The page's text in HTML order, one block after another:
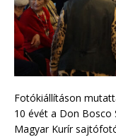
Fotókiállításon
10 évét a Don Bosco
Magyar Kurír